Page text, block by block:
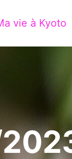
vie à Kyoto